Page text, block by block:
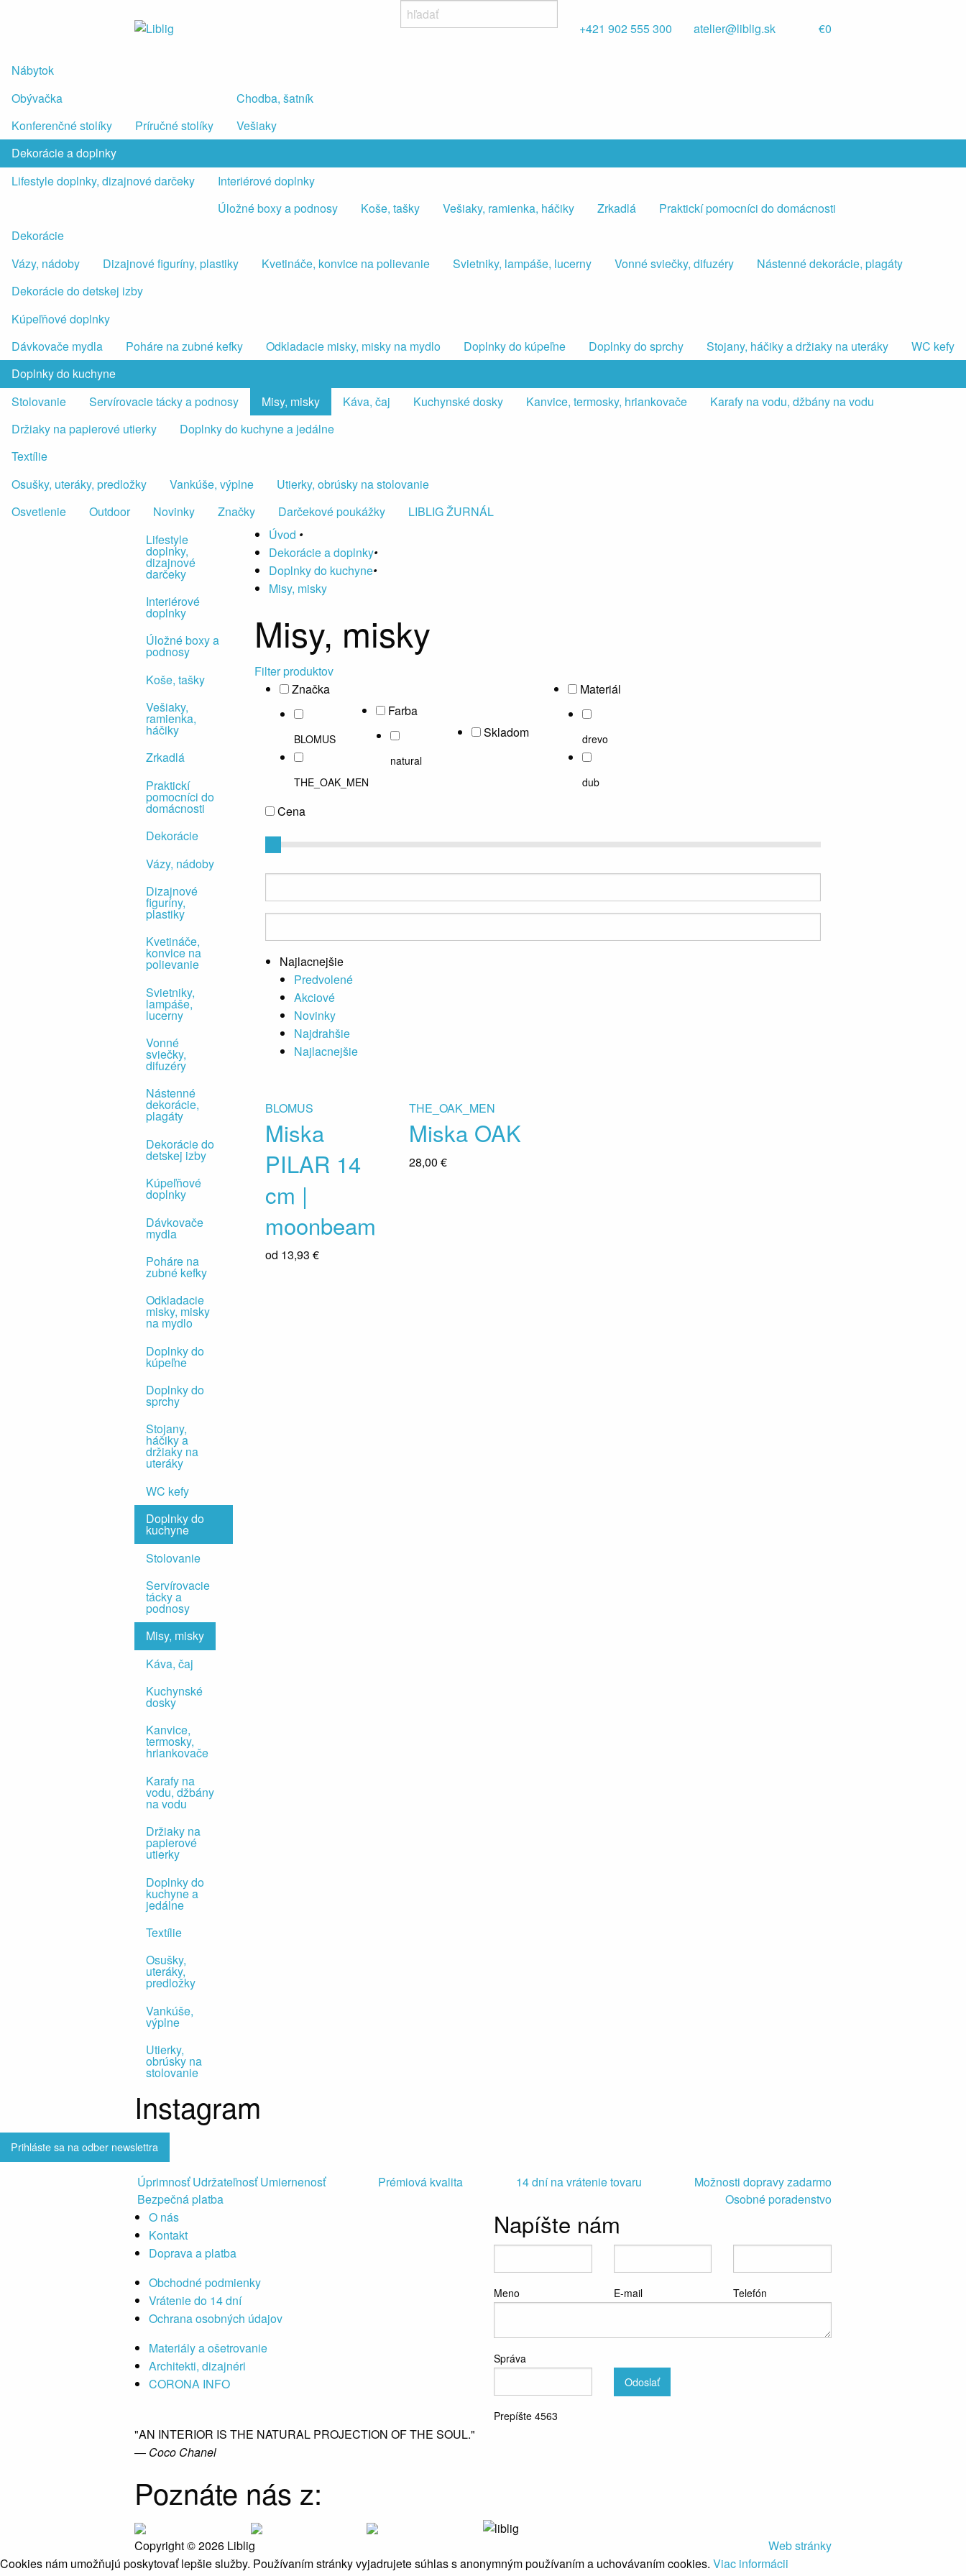
+421 902 555 300 atelier@liblig.sk €0
Nábytok
Obývačka
Konferenčné stolíky
Príručné stolíky
Chodba, šatník
Vešiaky
Dekorácie a doplnky
Lifestyle doplnky, dizajnové darčeky
Interiérové doplnky
Úložné boxy a podnosy
Koše, tašky Vešiaky, ramienka, háčiky Zrkadlá
Praktickí pomocníci do domácnosti
Dekorácie
Vázy, nádoby
Dizajnové figuríny, plastiky Kvetináče, konvice na polievanie Svietniky, lampáše, lucerny Vonné sviečky, difuzéry
Nástenné dekorácie, plagáty
Dekorácie do detskej izby
Kúpeľňové doplnky
Dávkovače mydla
Poháre na zubné kefky Odkladacie misky, misky na mydlo Doplnky do kúpeľne Doplnky do sprchy Stojany, háčiky a držiaky na uteráky
WC kefy
Doplnky do kuchyne
Stolovanie
Servírovacie tácky a podnosy Misy, misky Káva, čaj Kuchynské dosky Kanvice, termosky, hriankovače
Karafy na vodu, džbány na vodu
Držiaky na papierové utierky
Doplnky do kuchyne a jedálne
Textílie
Osušky, uteráky, predložky
Vankúše, výplne
Utierky, obrúsky na stolovanie
Osvetlenie
Outdoor Novinky Značky Darčekové poukážky
LIBLIG ŽURNÁL
Lifestyle
doplnky,
dizajnové
darčeky
Interiérové
doplnky
Úložné boxy a
podnosy
Koše, tašky
Vešiaky,
ramienka,
háčiky
Zrkadlá
Praktickí
pomocníci do
domácnosti
Dekorácie
Vázy, nádoby
Dizajnové
figuríny,
plastiky
Kvetináče,
konvice na
polievanie
Svietniky,
lampáše,
lucerny
Vonné
sviečky,
difuzéry
Nástenné
dekorácie,
plagáty
Dekorácie do
detskej izby
Kúpeľňové
doplnky
Dávkovače
mydla
Poháre na
zubné kefky
Odkladacie
misky, misky
na mydlo
Doplnky do
kúpeľne
Doplnky do
sprchy
Stojany,
háčiky a
držiaky na
uteráky
WC kefy
Doplnky do
kuchyne
Stolovanie
Servírovacie
tácky a
podnosy
Misy, misky
Káva, čaj
Kuchynské
dosky
Kanvice,
termosky,
hriankovače
Karafy na
vodu, džbány
na vodu
Držiaky na
papierové
utierky
Doplnky do
kuchyne a
jedálne
Textílie
Osušky,
uteráky,
predložky
Vankúše,
výplne
Utierky,
obrúsky na
stolovanie
Úvod •
Dekorácie a doplnky•
Doplnky do kuchyne•
Misy, misky
Misy, misky
Filter produktov
Značka
BLOMUS
THE_OAK_MEN
Farba
natural
Skladom
Materiál
drevo
dub
Cena
Najlacnejšie
Predvolené
Akciové
Novinky
Najdrahšie
Najlacnejšie
BLOMUS
Miska
PILAR 14
cm |
moonbeam
od 13,93 €
THE_OAK_MEN
Miska OAK
28,00 €
Instagram
Prihláste sa na odber newslettra
Úprimnosť Udržateľnosť Umiernenosť Prémiová kvalita 14 dní na vrátenie tovaru
Možnosti dopravy zadarmo
Bezpečná platba
Osobné poradenstvo
O nás
Kontakt
Doprava a platba
Obchodné podmienky
Vrátenie do 14 dní
Ochrana osobných údajov
Materiály a ošetrovanie
Architekti, dizajnéri
CORONA INFO
Napíšte nám
Meno E-mail Telefón
Správa
Prepíšte 4563
Odoslať
"AN INTERIOR IS THE NATURAL PROJECTION OF THE SOUL."
― Coco Chanel
Poznáte nás z:
Copyright © 2026 Liblig
Web stránky
Cookies nám umožňujú poskytovať lepšie služby. Používaním stránky vyjadrujete súhlas s anonymným používaním a uchovávaním cookies. Viac informácii